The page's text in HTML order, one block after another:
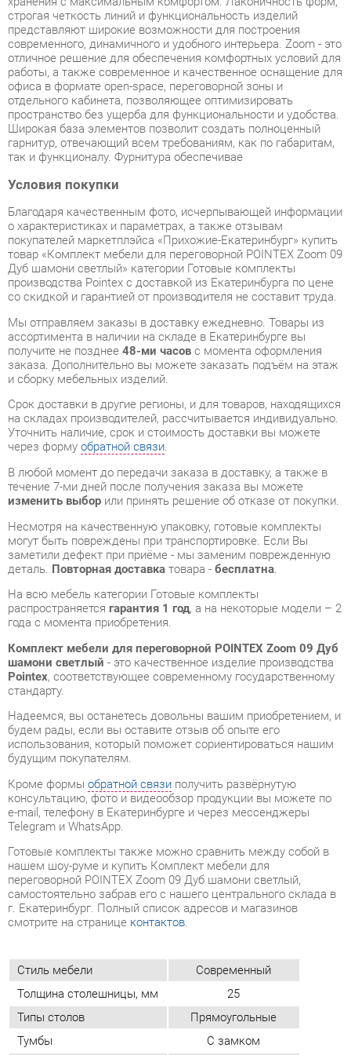
офиса в формате open-space, переговорной зоны и
отдельного кабинета, позволяющее оптимизировать
пространство без ущерба для функциональности и удобства.
Широкая база элементов позволит создать полноценный
гарнитур, отвечающий всем требованиям, как по габаритам,
так и функционалу. Фурнитура обеспечивае
Условия покупки
Благодаря качественным фото, исчерпывающей информации
о характеристиках и параметрах, а также отзывам
покупателей маркетплэйса «Прихожие-Екатеринбург» купить
Дуб шамони светлый» категории Готовые комплекты
со скидкой и гарантией от производителя не составит труда.
Мы отправляем заказы в доставку ежедневно. Товары из
ассортимента в наличии на складе в Екатеринбурге вы
получите не позднее48-ми часовс момента оформления
заказа. Дополнительно вы можете заказать подъём на этаж
и сборку мебельных изделий.
Срок доставки в другие регионы, и для товаров, находящихся
на складах производителей, рассчитывается индивидуально.
Уточнить наличие, срок и стоимость доставки вы можете
через форму обратной связи
В любой момент до передачи заказа в доставку, а также в
течение 7-ми дней после получения заказа вы можете
изменить выборили принять решение об отказе от покупки.
Несмотря на качественную упаковку, готовые комплекты
могут быть повреждены при транспортировке. Если Вы
деталь.Повторная доставкатовара -бесплатна.
На всю мебель категории Готовые комплекты
года с момента приобретения.
Комплект мебели для переговорной POINTEX Zoom 09 Дуб
шамони светлый- это качественное изделие производства
Pointex
, соответствующее современному государственному
стандарту.
Надеемся, вы останетесь довольны вашим приобретением, и
будем рады, если вы оставите отзыв об опыте его
использования, который поможет сориентироваться нашим
будущим покупателям.
Кроме формыобратной связиполучить развёрнутую
консультацию, фото и видеообзор продукции вы можете по
e-mail, телефону в Екатеринбурге и через мессенджеры
Telegram и WhatsApp.
Готовые комплекты также можно сравнить между собой в
нашем шоу-руме и купить Комплект мебели для
самостоятельно забрав его с нашего центрального склада в
г. Екатеринбург. Полный список адресов и магазинов
смотрите на страницеконтактов.
Стиль мебели
Современный
Толщина столешницы, мм
25
Типы столов
Прямоугольные
Тумбы
Цвет Дуб шамони светлый
ОТЗЫВЫ
Пока нет отзывов, поделитесь первым своим мнением.